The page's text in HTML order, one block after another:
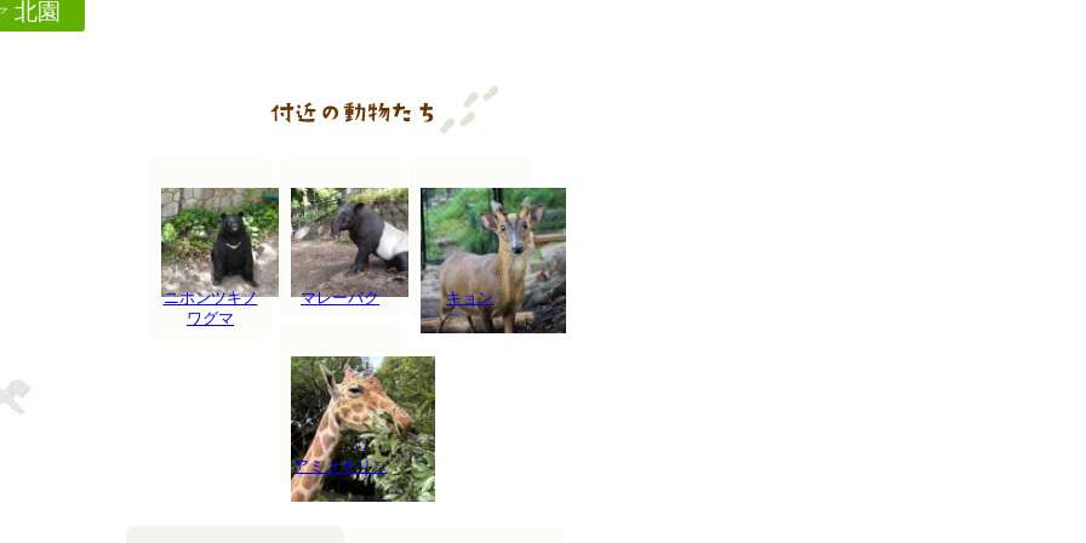
北園
ニホンツキノ
ワグマ
マレーバク キョン
アミメキリン